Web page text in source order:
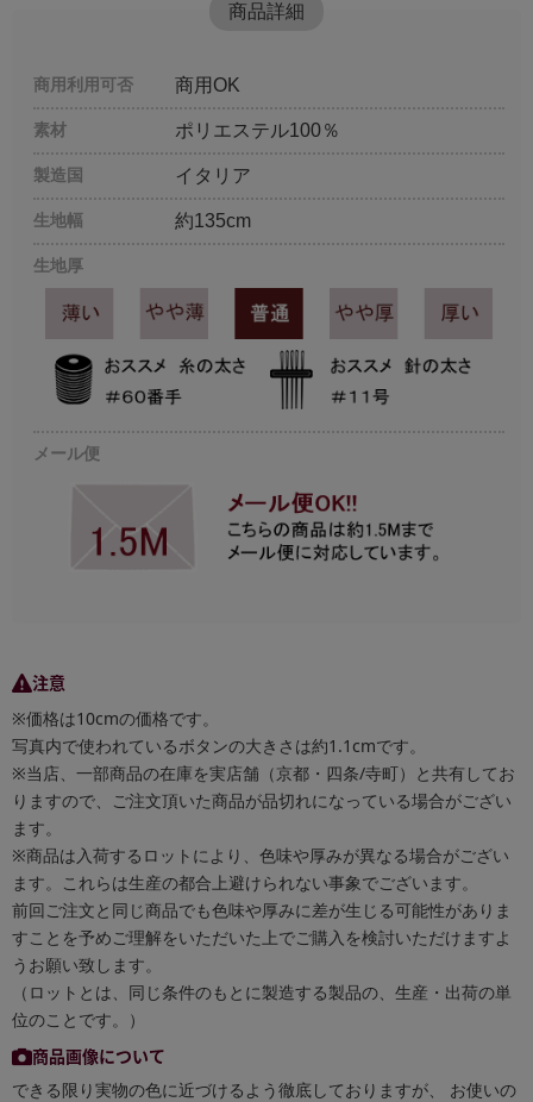
商品詳細
商用利用可否 商用OK
素材 ポリエステル100％
製造国 イタリア
生地幅 約135cm
生地厚
メール便
注意
※価格は10cmの価格です。
写真内で使われているボタンの大きさは約1.1cmです。
※当店、一部商品の在庫を実店舗（京都・四条/寺町）と共有してお
りますので、ご注文頂いた商品が品切れになっている場合がござい
ます。
※商品は入荷するロットにより、色味や厚みが異なる場合がござい
ます。これらは生産の都合上避けられない事象でございます。
前回ご注文と同じ商品でも色味や厚みに差が生じる可能性がありま
すことを予めご理解をいただいた上でご購入を検討いただけますよ
うお願い致します。
（ロットとは、同じ条件のもとに製造する製品の、生産・出荷の単
位のことです。）
商品画像について
できる限り実物の色に近づけるよう徹底しておりますが、 お使いの